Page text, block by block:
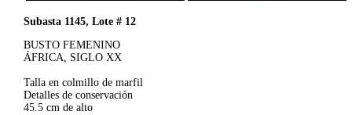
Subasta 1145, Lote # 12
BUSTO FEMENINO
ÁFRICA, SIGLO XX
Talla en colmillo de marfil
Detalles de conservación
45.5 cm de alto